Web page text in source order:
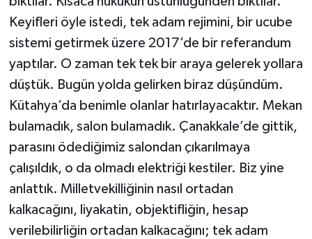
Keyifleri öyle istedi, tek adam rejimini, bir ucube
sistemi getirmek üzere 2017’de bir referandum
yaptılar. O zaman tek tek bir araya gelerek yollara
düştük. Bugün yolda gelirken biraz düşündüm.
Kütahya’da benimle olanlar hatırlayacaktır. Mekan
bulamadık, salon bulamadık. Çanakkale’de gittik,
parasını ödediğimiz salondan çıkarılmaya
çalışıldık, o da olmadı elektriği kestiler. Biz yine
anlattık. Milletvekilliğinin nasıl ortadan
kalkacağını, liyakatin, objektifliğin, hesap
verilebilirliğin ortadan kalkacağını; tek adam